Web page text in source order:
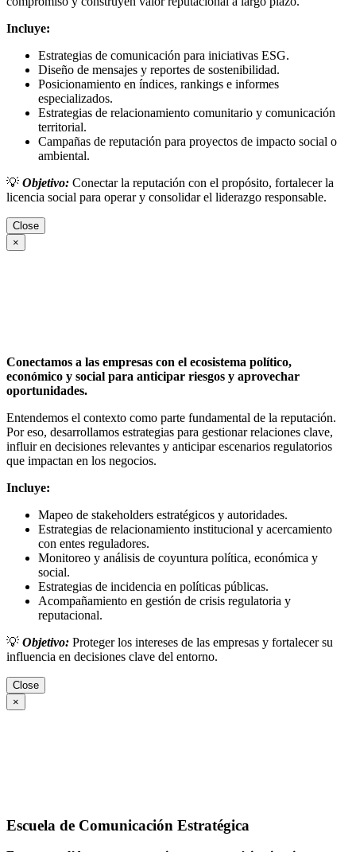
Incluye:
Estrategias de comunicación para iniciativas ESG.
Diseño de mensajes y reportes de sostenibilidad.
Posicionamiento en índices, rankings e informes
especializados.
Estrategias de relacionamiento comunitario y comunicación
territorial.
Campañas de reputación para proyectos de impacto social o
ambiental.
💡 Objetivo: Conectar la reputación con el propósito, fortalecer la
licencia social para operar y consolidar el liderazgo responsable.
Close
×
Conectamos a las empresas con el ecosistema político,
económico y social para anticipar riesgos y aprovechar
oportunidades.
Entendemos el contexto como parte fundamental de la reputación.
Por eso, desarrollamos estrategias para gestionar relaciones clave,
influir en decisiones relevantes y anticipar escenarios regulatorios
que impactan en los negocios.
Incluye:
Mapeo de stakeholders estratégicos y autoridades.
Estrategias de relacionamiento institucional y acercamiento
con entes reguladores.
Monitoreo y análisis de coyuntura política, económica y
social.
Estrategias de incidencia en políticas públicas.
Acompañamiento en gestión de crisis regulatoria y
reputacional.
💡 Objetivo: Proteger los intereses de las empresas y fortalecer su
influencia en decisiones clave del entorno.
Close
×
Escuela de Comunicación Estratégica